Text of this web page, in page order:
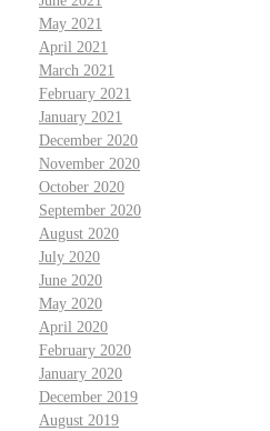
May 2021
April 2021
March 2021
February 2021
January 2021
December 2020
November 2020
October 2020
September 2020
August 2020
July 2020
June 2020
May 2020
April 2020
February 2020
January 2020
December 2019
August 2019